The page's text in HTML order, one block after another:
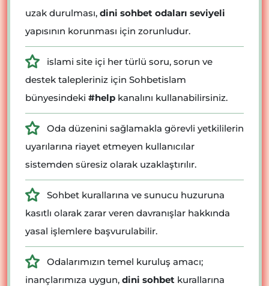
uzak durulması, dini sohbet odaları seviyeli
yapısının korunması için zorunludur.
islami site içi her türlü soru, sorun ve
destek talepleriniz için Sohbetislam
bünyesindeki #help kanalını kullanabilirsiniz.
Oda düzenini sağlamakla görevli yetkililerin
uyarılarına riayet etmeyen kullanıcılar
sistemden süresiz olarak uzaklaştırılır.
Sohbet kurallarına ve sunucu huzuruna
kasıtlı olarak zarar veren davranışlar hakkında
yasal işlemlere başvurulabilir.
Odalarımızın temel kuruluş amacı;
inançlarımıza uygun, dini sohbet kurallarına